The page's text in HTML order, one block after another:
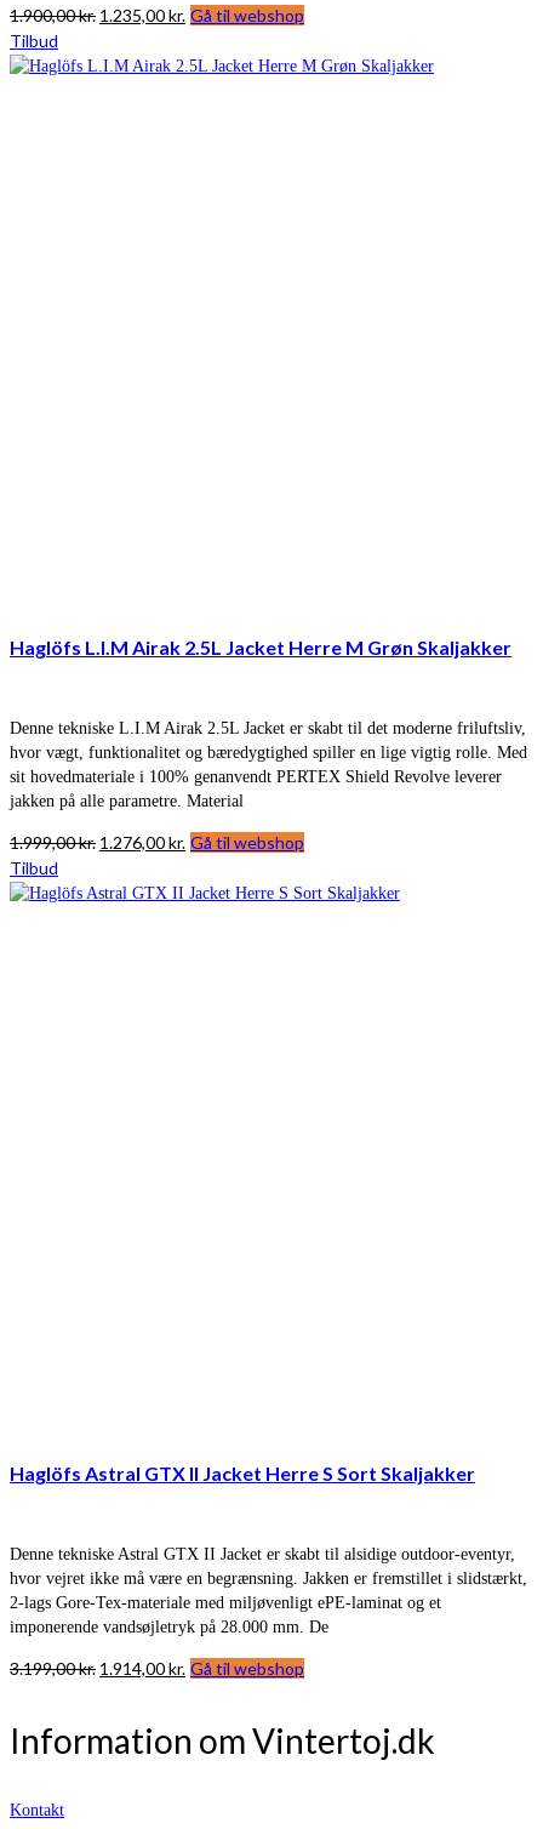
1.900,00kr. Den
pris
1.235,00kr. Den
pris
Gå til webshop
Tilbud
Haglöfs L.I.M Airak 2.5L Jacket Herre M Grøn Skaljakker
Denne tekniske L.I.M Airak 2.5L Jacket er skabt til det moderne friluftsliv,
hvor vægt, funktionalitet og bæredygtighed spiller en lige vigtig rolle. Med
sit hovedmateriale i 100% genanvendt PERTEX Shield Revolve leverer
jakken på alle parametre. Material
1.999,00kr. Den
pris
1.276,00kr. Den
pris
Gå til webshop
Tilbud
Haglöfs Astral GTX II Jacket Herre S Sort Skaljakker
Denne tekniske Astral GTX II Jacket er skabt til alsidige outdoor-eventyr,
hvor vejret ikke må være en begrænsning. Jakken er fremstillet i slidstærkt,
2-lags Gore-Tex-materiale med miljøvenligt ePE-laminat og et
imponerende vandsøjletryk på 28.000 mm. De
3.199,00kr. Den
var:
1.914,00kr. Den
er:
Gå til webshop
Information om Vintertoj.dk
Kontakt